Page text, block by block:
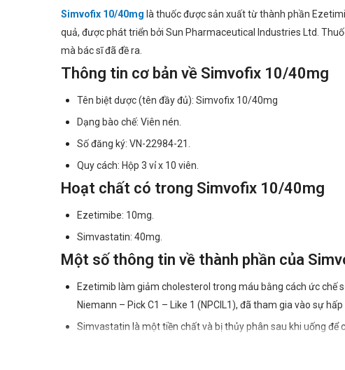
Simvofix 10/40mg là thuốc được sản xuất từ thành phần
quả, được phát triển bởi Sun Pharmaceutical Industries Ltd.
mà bác sĩ đã đề ra.
Thông tin cơ bản về Simvofix 10/40mg
Tên biệt dược (tên đầy đủ): Simvofix 10/40mg
Dạng bào chế: Viên nén.
Số đăng ký: VN-22984-21.
Quy cách: Hộp 3 vỉ x 10 viên.
Hoạt chất có trong Simvofix 10/40mg
Ezetimibe: 10mg.
Simvastatin: 40mg.
Một số thông tin về thành phần của
Ezetimib làm giảm cholesterol trong máu bằng cách ức chế
Niemann – Pick C1 – Like 1 (NPCIL1), đã tham gia vào sự
Simvastatin là một tiền chất và bị thủy phân sau khi uống
lipoprotein tỷ trọng rất thấp (VLDL) và TG và làm tăng